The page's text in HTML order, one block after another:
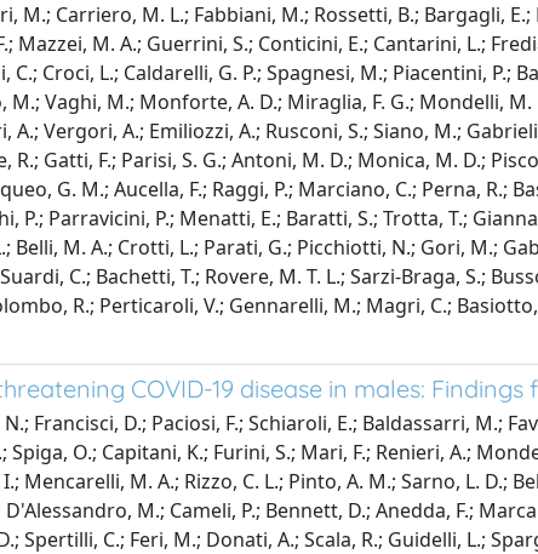
M.; Carriero, M. L.; Fabbiani, M.; Rossetti, B.; Bargagli,
M. A.; Guerrini, S.; Conticini, E.; Cantarini, L.;
Croci, L.; Caldarelli, G. P.; Spagnesi, M.; Piacentini, P.;
Vaghi, M.; Monforte, A. D.; Miraglia, F. G.; Mondelli,
Vergori, A.; Emiliozzi, A.; Rusconi, S.; Siano, M.;
R.; Gatti, F.; Parisi, S. G.; Antoni, M. D.; Monica, M. D.;
G. M.; Aucella, F.; Raggi, P.; Marciano, C.; Perna, R.;
P.; Parravicini, P.; Menatti, E.; Baratti, S.; Trotta, T.;
M. A.; Crotti, L.; Parati, G.; Picchiotti, N.; Gori, M.;
C.; Bachetti, T.; Rovere, M. T. L.; Sarzi-Braga, S.;
R.; Perticaroli, V.; Gennarelli, M.; Magri, C.;
COVID-19 disease in males:
Francisci, D.; Paciosi, F.; Schiaroli, E.; Baldassarri, M.;
O.; Capitani, K.; Furini, S.; Mari, F.; Renieri, A.;
M. A.; Rizzo, C. L.; Pinto, A. M.; Sarno, L. D.;
M.; Cameli, P.; Bennett, D.; Anedda, F.;
Spertilli, C.; Feri, M.; Donati, A.; Scala, R.; Guidelli, L.;